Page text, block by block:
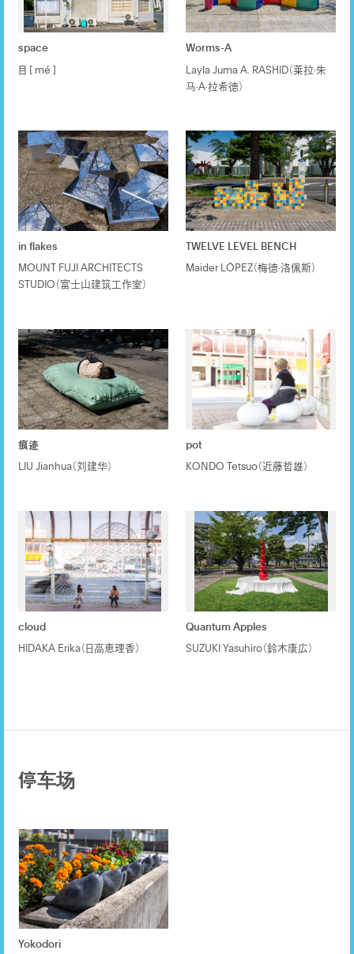
space
目 [ mé ]
Worms-A
Layla Juma A. RASHID（莱拉·朱
马·A·拉希德）
in flakes
MOUNT FUJI ARCHITECTS
STUDIO（富士山建筑工作室）
TWELVE LEVEL BENCH
Maider LÓPEZ（梅德·洛佩斯）
痕迹
LIU Jianhua（刘建华）
pot
KONDO Tetsuo（近藤哲雄）
cloud
HIDAKA Erika（日高恵理香）
Quantum Apples
SUZUKI Yasuhiro（鈴木康広）
停车场
Yokodori